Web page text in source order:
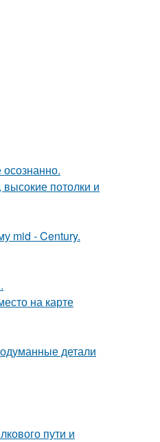
потолки и
mid - Century.
на карте
детали
пути и